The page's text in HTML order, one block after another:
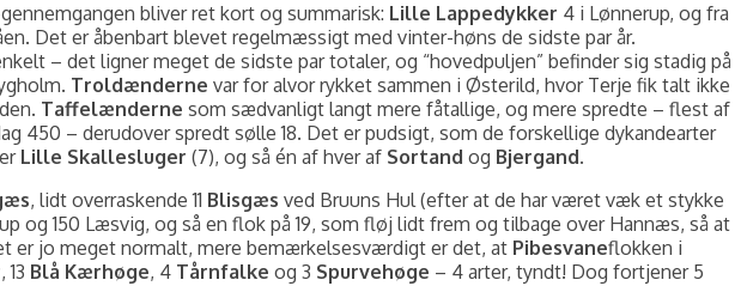
bliver ret kort og summarisk: Lille Lappedykker 4 i Lønnerup, og fra
Det er åbenbart blevet regelmæssigt med vinter-høns de sidste par år.
– det ligner meget de sidste par totaler, og “hovedpuljen” befinder sig stadig på
Troldænderne var for alvor rykket sammen i Østerild, hvor Terje fik talt ikke
Taffelænderne som sædvanligt langt mere fåtallige, og mere spredte – flest af
450 – derudover spredt sølle 18. Det er pudsigt, som de forskellige dykandearter
Lille Skallesluger (7), og så én af hver af Sortand og Bjergand.
, lidt overraskende 11 Blisgæs ved Bruuns Hul (efter at de har været væk et stykke
og 150 Læsvig, og så en flok på 19, som fløj lidt frem og tilbage over Hannæs, så at
er jo meget normalt, mere bemærkelsesværdigt er det, at Pibesvaneflokken i
, 13 Blå Kærhøge, 4 Tårnfalke og 3 Spurvehøge – 4 arter, tyndt! Dog fortjener 5